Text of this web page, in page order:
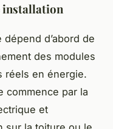
installation
dépend d’abord de
des modules
réels en énergie.
commence par la
et